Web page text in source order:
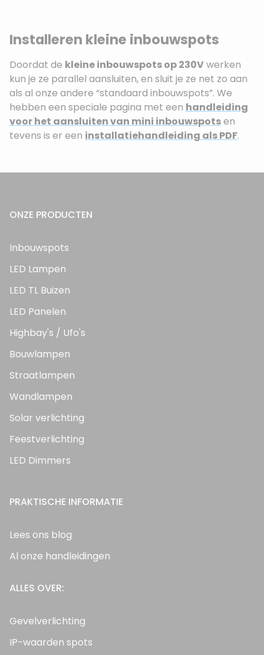
Installeren kleine inbouwspots
Doordat de kleine inbouwspots op 230Vwerken
kun je ze parallel aansluiten, en sluit je ze net zo aan
als al onze andere “standaard inbouwspots”. We
hebben een speciale pagina met een handleiding
voor het aansluiten van mini inbouwspotsen
tevens is er een installatiehandleiding als PDF.
ONZE PRODUCTEN
Inbouwspots
LED Lampen
LED TL Buizen
LED Panelen
Highbay's / Ufo's
Bouwlampen
Straatlampen
Wandlampen
Solar verlichting
Feestverlichting
LED Dimmers
PRAKTISCHE INFORMATIE
Lees ons blog
Al onze handleidingen
ALLES OVER:
Gevelverlichting
IP-waarden spots